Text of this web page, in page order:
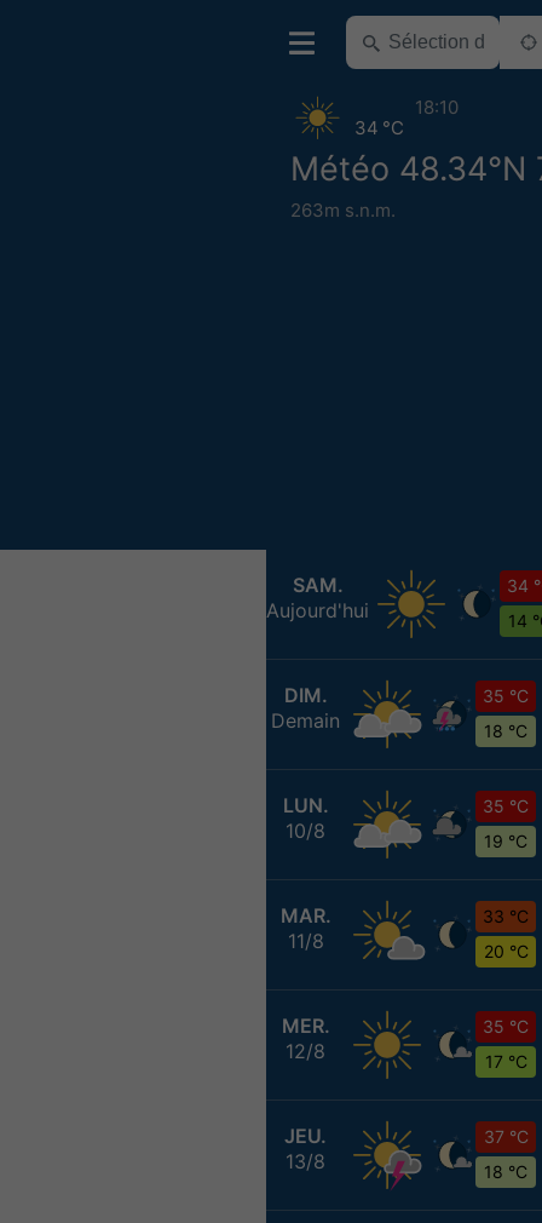
Météo 48.34°N
263m s.n.m.
34 °C
18:10
SAM.
Aujourd'hui
34
14
DIM.
Demain
35 °C
18 °C
LUN.
10/8
35 °C
19 °C
MAR.
11/8
33 °C
20 °C
MER.
12/8
35 °C
17 °C
JEU.
13/8
37 °C
18 °C